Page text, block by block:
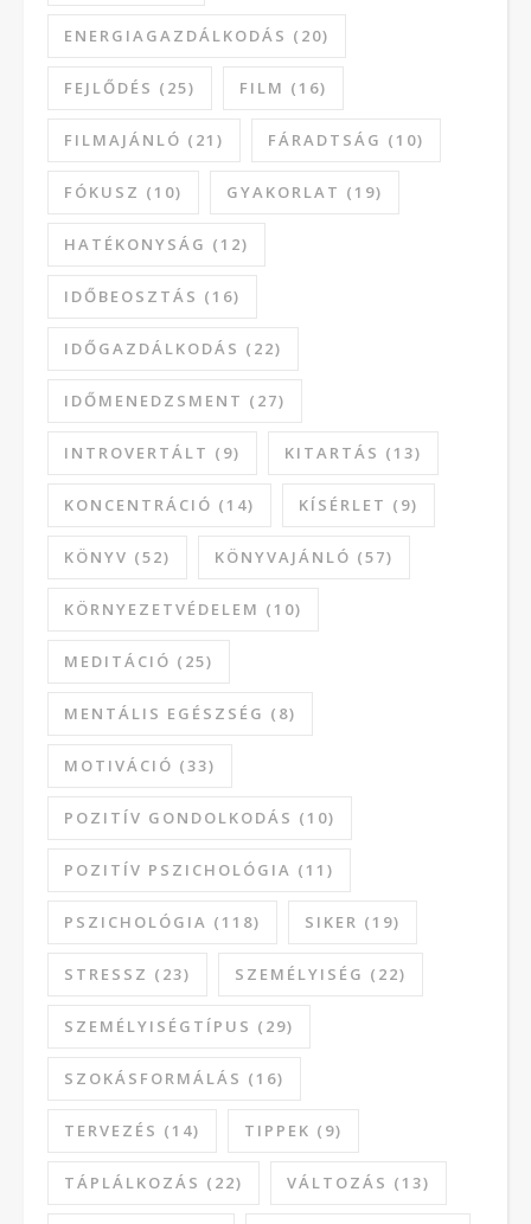
ENERGIAGAZDÁLKODÁS (20)
FEJLŐDÉS (25) FILM (16)
FILMAJÁNLÓ (21) FÁRADTSÁG (10)
FÓKUSZ (10) GYAKORLAT (19)
HATÉKONYSÁG (12)
IDŐBEOSZTÁS (16)
IDŐGAZDÁLKODÁS (22)
IDŐMENEDZSMENT (27)
INTROVERTÁLT (9) KITARTÁS (13)
KONCENTRÁCIÓ (14) KÍSÉRLET (9)
KÖNYV (52) KÖNYVAJÁNLÓ (57)
KÖRNYEZETVÉDELEM (10)
MEDITÁCIÓ (25)
MENTÁLIS EGÉSZSÉG (8)
MOTIVÁCIÓ (33)
POZITÍV GONDOLKODÁS (10)
POZITÍV PSZICHOLÓGIA (11)
PSZICHOLÓGIA (118) SIKER (19)
STRESSZ (23) SZEMÉLYISÉG (22)
SZEMÉLYISÉGTÍPUS (29)
SZOKÁSFORMÁLÁS (16)
TERVEZÉS (14) TIPPEK (9)
TÁPLÁLKOZÁS (22) VÁLTOZÁS (13)